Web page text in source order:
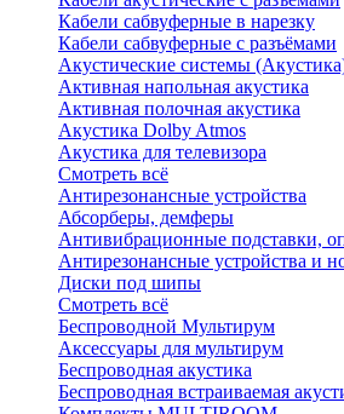
Кабели сабвуферные в нарезку
Кабели сабвуферные с разъёмами
Акустические системы
Активная напольная акустика
Активная полочная акустика
Акустика Dolby Atmos
Акустика для телевизора
Смотреть всё
Антирезонансные устройства
Абсорберы, демферы
Антивибрационные подставки,
Антирезонансные устройства и
Диски под шипы
Смотреть всё
Беспроводной Мультирум
Аксессуары для мультирум
Беспроводная акустика
Беспроводная встраиваемая